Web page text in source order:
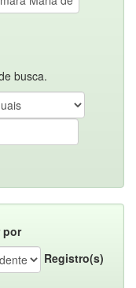
busca.
por
Registro(s)